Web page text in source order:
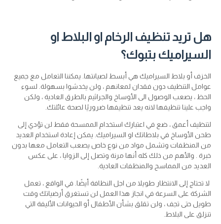
هل تريد تنظيف الرخام او البلاط او
السيراميك بتبوك؟
الخزف أو بلاط السيراميك هي أبسط لصيانتها. يمكننا التعامل مع جميع
عوامل التنظيف دون فقدان لمعانهم ، ولن يخدشوا بسهولة. لسوء
الحظ ، يصعب الوصول الى الأوساخ والجراثيم بالطرق العادية ، ولكن
واجب علينا تنظيفها لانه يعد تنظيفها ضروريًا لصحة عائلتك.
لتنظيف أعمق ، ضع في اعتبارك استخدام الممسحة فقط لن تؤدي إلى
طحن الأوساخ في بلاطاتك او السيراميك. يمكن إعادة استخدام العديد
من المنظفات وتشمل مواد من نوع خاص يصعب التعامل معها بدون
خبرة . والأهم من ذلك كله أنها مرنة وتصل إلى الزوايا ، على عكس
العديد من المماسح والمنظفات العادية.
لا تحتاج إلى الانتظار طويلا من اجل النظافة أيضًا. في الواقع ، تعمل
الشركة على السرعة في انجاز هذا العمل لن تستغرق أرضياتك وقت
طويل حتى تجف ، ولن تقلق بشأن الأطفال أو الحيوانات الأليفة التي
تنزلق على البلاط.